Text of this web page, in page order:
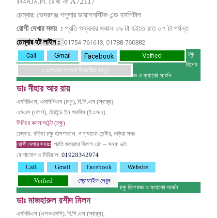
চেম্বার: ভেদরগঞ্জ পপুলার ডায়াগনস্টিক এন্ড হসপিটাল
রোগী দেখার সময় : প্রতি শুক্রবার সকাল ০৯ টা হইতে রাত ০৭ টা পর্যন্ত
চেম্বার হট লাইন :
01754-761613, 01788-760882
Call
Gmail Facebook Veified
এ ডাক্তার সম্পর্কে বিস্তারিত জানুন
চক্ষু
বিশেষ
জ্ঞ ও ফ্যাকো সার্জন
ডাঃ নীহার আর রায়
এমবিবিএস, এমসিপিএস (চক্ষু), বি.সি.এস (স্বাস্থ্য)
এমএস (কোর্স), ট্রেইন্ড ইন অরবিস (ইএসএ)
সিনিয়র কনসালটেন্ট (চক্ষু)
চেম্বার: নড়িয়া চক্ষু হাসপাতাল ও ফ্যাকো সেন্টার, নড়িয়া সদর
রোগী দেখার সময়ঃ প্রতি শুক্রবার বিকাল ৩টা – সন্ধা ৬টা
যোগাযোগ ও সিরিয়াল: 01928342974
Call
Gmail Facebook
Website
Veified
প্রোফাইল দেখুন
চক্ষু বিশেষজ্ঞ ও ফ্যাকো সার্জন
ডাঃ মাজহারুল রশীদ মিলন
এমবিবিএস (এসওএমসি), বি.সি.এস (স্বাস্থ্য),